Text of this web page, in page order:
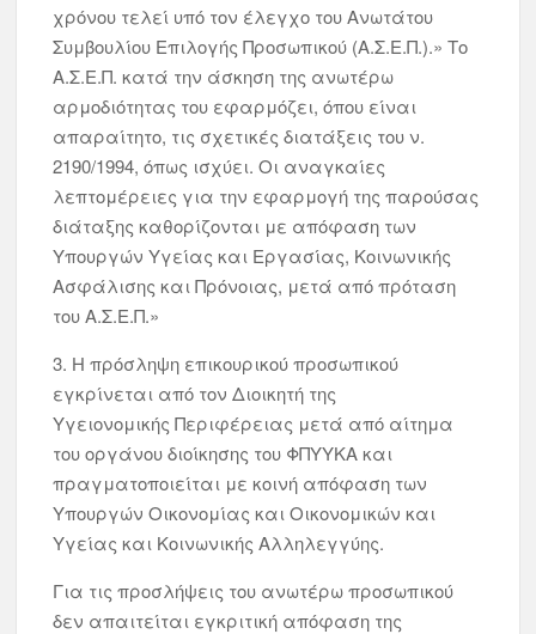
χρόνου τελεί υπό τον έλεγχο του Ανωτάτου
Συμβουλίου Επιλογής Προσωπικού (Α.Σ.Ε.Π.).» Το
Α.Σ.Ε.Π. κατά την άσκηση της ανωτέρω
αρμοδιότητας του εφαρμόζει, όπου είναι
απαραίτητο, τις σχετικές διατάξεις του ν.
2190/1994, όπως ισχύει. Οι αναγκαίες
λεπτομέρειες για την εφαρμογή της παρούσας
διάταξης καθορίζονται με απόφαση των
Υπουργών Υγείας και Εργασίας, Κοινωνικής
Ασφάλισης και Πρόνοιας, μετά από πρόταση
του Α.Σ.Ε.Π.»
3. Η πρόσληψη επικουρικού προσωπικού
εγκρίνεται από τον Διοικητή της
Υγειονομικής Περιφέρειας μετά από αίτημα
του οργάνου διοίκησης του ΦΠΥΥΚΑ και
πραγματοποιείται με κοινή απόφαση των
Υπουργών Οικονομίας και Οικονομικών και
Υγείας και Κοινωνικής Αλληλεγγύης.
Για τις προσλήψεις του ανωτέρω προσωπικού
δεν απαιτείται εγκριτική απόφαση της